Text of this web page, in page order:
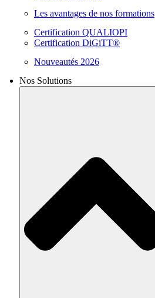
Les avantages de nos formations
Certification QUALIOPI
Certification DiGiTT®
Nouveautés 2026
Nos Solutions